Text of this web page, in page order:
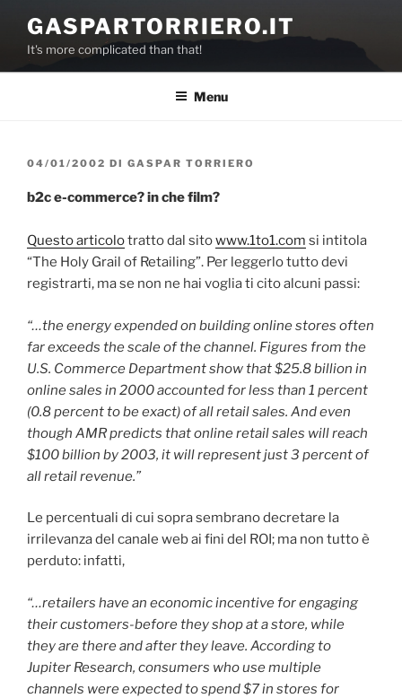
contenuto
GASPARTORRIERO.IT
It's more complicated than that!
Menu
PUBBLICATO
04/01/2002 DI GASPAR TORRIERO
b2c e-commerce? in che film?
Questo articolotratto dal sitowww.1to1.com si intitola
“The Holy Grail of Retailing”. Per leggerlo tutto devi
registrarti, ma se non ne hai voglia ti cito alcuni passi:
“…the energy expended on building online stores often
far exceeds the scale of the channel. Figures from the
U.S. Commerce Department show that $25.8 billion in
online sales in 2000 accounted for less than 1 percent
(0.8 percent to be exact) of all retail sales. And even
though AMR predicts that online retail sales will reach
$100 billion by 2003, it will represent just 3 percent of
all retail revenue.”
Le percentuali di cui sopra sembrano decretare la
irrilevanza del canale web ai fini del ROI; ma non tutto è
perduto: infatti,
“…retailers have an economic incentive for engaging
their customers-before they shop at a store, while
they are there and after they leave. According to
Jupiter Research, consumers who use multiple
channels were expected to spend $7 in stores for